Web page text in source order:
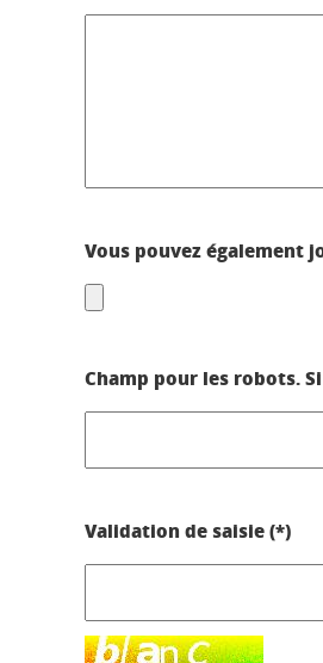
Vous pouvez également
Champ pour les robots.
Validation de saisie (*)